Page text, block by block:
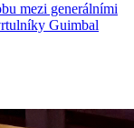
mezi generálními
Guimbal